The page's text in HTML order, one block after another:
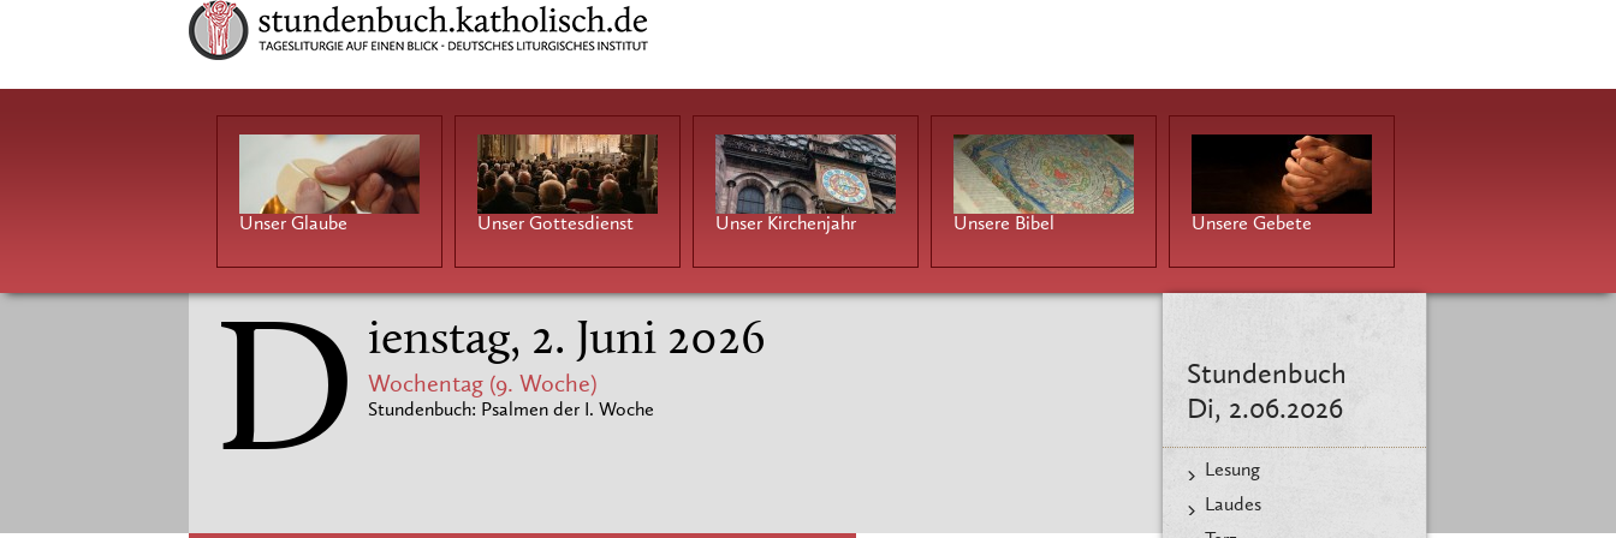
Unser Glaube Unser Gottesdienst Unser Kirchenjahr Unsere Bibel Unsere Gebete
Stundenbuch
Di, 2.06.2026
Lesung
Laudes
D ienstag, 2. Juni 2026
Wochentag (9. Woche)
Stundenbuch: Psalmen der I. Woche